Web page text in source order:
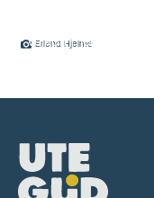
Velkommen til en
Erlend Hjelme